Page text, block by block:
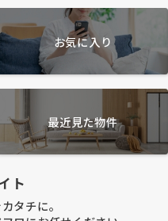
お気に入り
最近見た物件
ト
タチに。